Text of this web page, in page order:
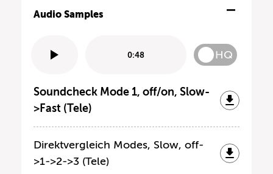
Audio Samples
0:48 HQ
Soundcheck Mode 1, off/on, Slow-
>Fast (Tele)
Direktvergleich Modes, Slow, off-
>1->2->3 (Tele)